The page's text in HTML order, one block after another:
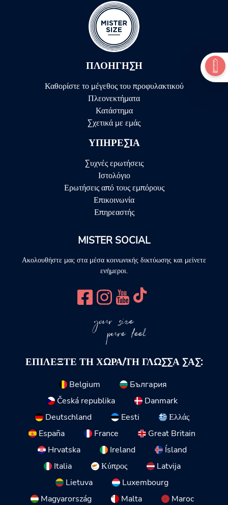
ΠΛΟΉΓΗΣΗ
Καθορίστε το μέγεθος του προφυλακτικού
Πλεονεκτήματα
Κατάστημα
Σχετικά με εμάς
ΥΠΗΡΕΣΊΑ
Συχνές ερωτήσεις
Ιστολόγιο
Ερωτήσεις από τους εμπόρους
Επικοινωνία
Επηρεαστής
MISTER SOCIAL
Ακολουθήστε μας στα μέσα κοινωνικής δικτύωσης και μείνετε
ενήμεροι.
your size
pure feel
ΕΠΙΛΈΞΤΕ ΤΗ ΧΏΡΑ/ΤΗ ΓΛΏΣΣΑ ΣΑΣ:
Belgium
България
Česká republika
Danmark
Deutschland
Eesti
Ελλάς
España
France
Great Britain
Hrvatska
Ireland
Ísland
Italia
Κύπρος
Latvija
Lietuva
Luxembourg
Magyarország
Malta Maroc